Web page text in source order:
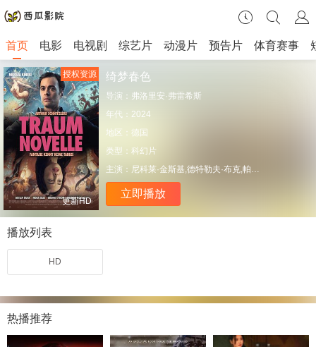
首页 电影 电视剧 综艺片 动漫片 预告片 体育赛事
更新HD
授权资源 绮梦春色
导演： 弗洛里安·弗雷希斯
年代： 2024
地区： 德国
类型： 科幻片
主演： 尼科莱·金斯基,德特勒夫·布克,帕特里克·莫勒肯,Nike·Martens,布鲁诺·艾隆,Nicole·Nagel,Laurine·Price,Katharina·Gerhardt,Rodney·Charles,Sharon·Brauner,Christoph·Moreno,Can·Bilgic,Nora·Islei,Oliver·Hein-Macdonald,Mirko·Stübing,Lasse·Klene,Sharon·Kovacs,Robert·Schonk,Casimir·Teuffel·von
立即播放
播放列表
HD
热播推荐